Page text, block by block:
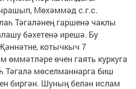
Мөхәммәд с.г.с.
Тәгаләнең гаршенә чаклы
бәхетенә ирешә. Бу
котычкыч 7
өммәтләре өчен гаять куркуга
Тәгалә мөселманнарга биш
биргән. Шуның белән ислам